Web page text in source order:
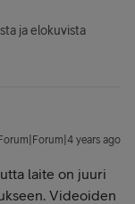
ja elokuvista
Forum|Forum|4 years ago
laite on juuri
Videoiden